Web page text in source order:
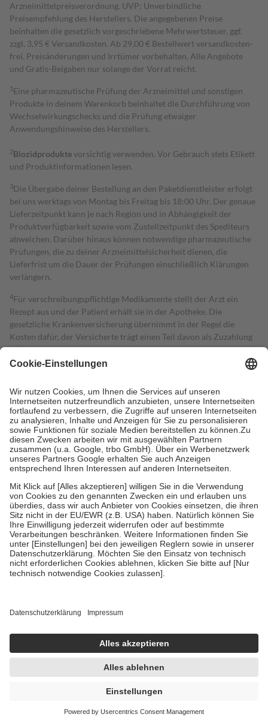
Arzneimittelpreisverordnung. UVP: Unverbindliche
Preisempfehlung des Herstellers. Die angegebenen Preise
beinhalten die gesetzlich vorgeschriebene Mehrwertsteuer, ggf.
zzgl. 3,95 € Versandkosten. Ab 29,00 € Bestell­wert versand­kosten­
frei. Preisänderungen und Irrtümer vorbehalten. Alle Angebote
und Gratis-Beigaben nur solange der Vorrat reicht.
1 Eine pharmazeutische Prüfung der Arzneimittel und sonstigen
Produkte in deinem Warenkorb beinhaltet die Durchführung von
Wechselwirkungschecks und die Prüfung etwaiger
Anwendungshinweise des Herstellers.
2Biozidproduktevorsichtig verwenden. Vor Gebrauch stets Etikett
und Produktinformationen lesen.
3Die Übergabe deiner Bestellung an den Paketdienstleister erfolgt
bei uns werktags von Montag bis Freitag bis 18:00 Uhr. Der genaue
Lieferzeitpunkt kann je nach Region und in Abhängigkeit der
Produktverfügbarkeit sowie vom Zustellzeitpunkt des Spediteurs
abweichen. Darüber hinaus können notwendige pharmazeutische
Prüfungen, die zu deiner Arzneimittelsicherheit dienen, die
Lieferfrist um die Dauer der Prüfungen einschließlich Klärungen
verlängern.
4Für verschreibungspflichtige Medikamente stellt der Arzt ein
Rezept aus und der Patient erhält sie in der Apotheke. Die
gesetzliche Krankenversicherung übernimmt in der Regel die
Kosten dafür, der Versicherte trägt einen Teil davon als Zuzahlung
mit.
Grundsätzlich leisten Mitglieder Zuzahlungen in Höhe von zehn
höchstens zehn Euro.
Es sind jedoch nie mehr als die tatsächlichen
Kosten der Leistung zu entrichten.
Diese Regeln gelten grundsätzlich auch für Online-Apotheken.
Bei Heilmitteln und häuslicher Krankenpflege beträgt die
Zuzahlung zehn Prozent der Kosten sowie zehn Euro je
Verordnung.
Um das Engagement der Versicherten für ihre eigene Gesundheit zu
stärken und die besondere Stellung der Familie zu unterstützen,
fallenkeine Zuzahlungenan bei:
• Kindern und Jugendlichen bis zum vollendeten 18. Lebensjahr
mit Ausnahme der Fahrkosten
• Untersuchungen zur Vorsorge und Früherkennung, die von der
GKV getragen werden
• empfohlenen Schutzimpfungen
• Harn- und Blutteststreifen
getroffen, um sicherzustellen, dass es sich um echte Bewertungen
https://help.etrusted.com/hc/de/articles/4419944605341
Einige Bilder und Inhalte wurden unter Zuhilfenahme künstlicher